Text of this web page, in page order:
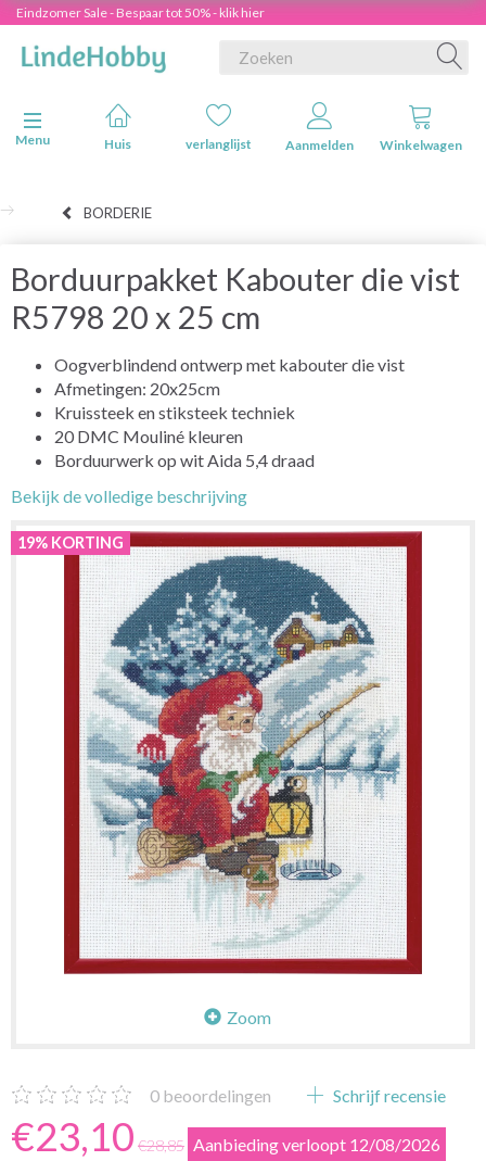
Eindzomer Sale - Bespaar tot 50% - klik hier
Navigatie in-/uitschakelen
Menu
Huis verlanglijst Aanmelden Winkelwagen
BORDERIE
Borduurpakket Kabouter die vist
R5798 20 x 25 cm
Oogverblindend ontwerp met kabouter die vist
Afmetingen: 20x25cm
Kruissteek en stiksteek techniek
20 DMC Mouliné kleuren
Borduurwerk op wit Aida 5,4 draad
Bekijk de volledige beschrijving
19% KORTING
Zoom
0 beoordelingen Schrijf recensie
€23,10 €28,85 Aanbieding verloopt 12/08/2026